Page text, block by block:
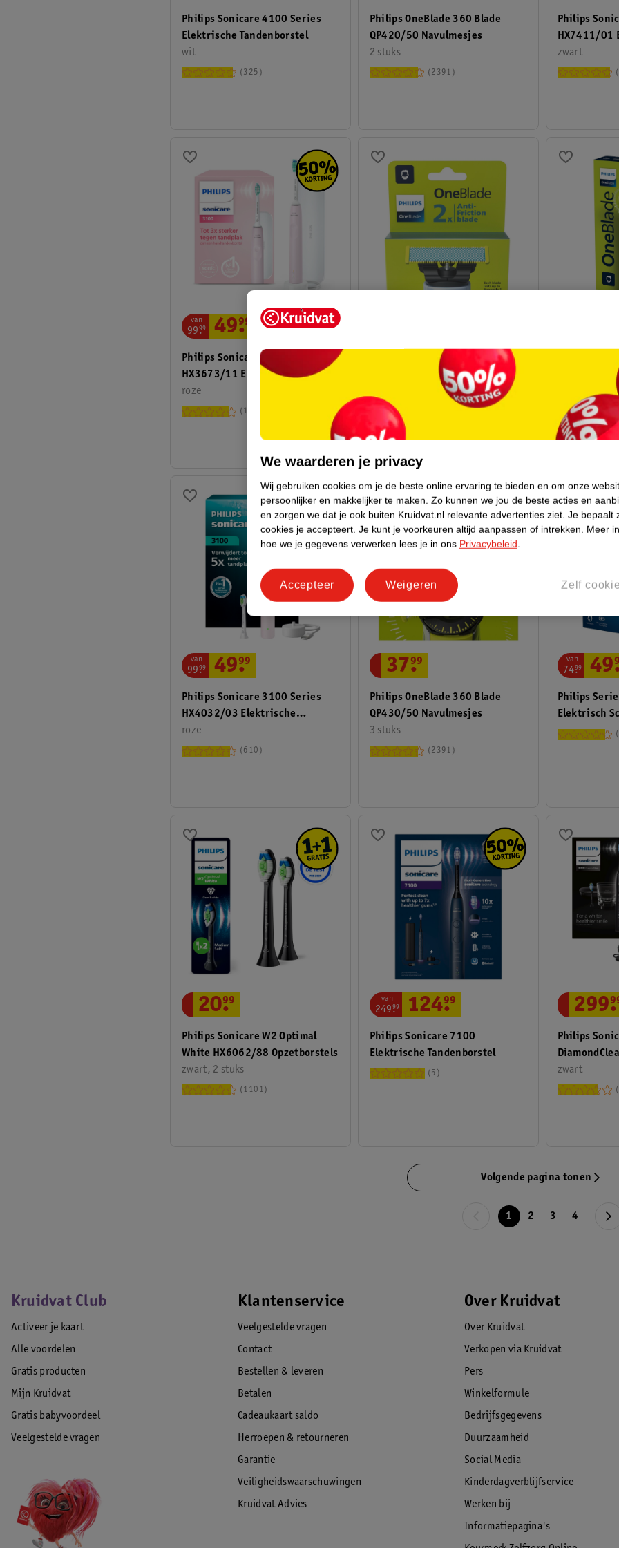
Philips Sonicare 4100 Series
Elektrische Tandenborstel
wit
325
Philips OneBlade 360 Blade
QP420/50 Navulmesjes
2 stuks
2391
Philips
HX7411/01
zwart
Philips Sonicare 3100 Series
HX3673/11 Elektrische
Tandenborstel
roze
van
99.
99 49.
99
12
Philips OneBlade Anti-Friction
Blade QP225/50 Navulmesjes
Philips
QP2734/23
Philips Sonicare 3100 Series
HX4032/03 Elektrische
Tandenborstel
roze
van
99.
99 49.
99
610
Philips OneBlade 360 Blade
QP430/50 Navulmesjes
3 stuks
37.
99
2391
Philips
Elektrisch
van
74.
99 49
Philips Sonicare W2 Optimal
White HX6062/88 Opzetborstels
zwart, 2 stuks
20.
99
1101
Philips Sonicare 7100
Elektrische Tandenborstel
van
249.
99 124.
99
5
Philips
Elektrische
zwart
299.
Volgende pagina tonen
1 2 3 4
Kruidvat Club
Activeer je kaart
Alle voordelen
Gratis producten
Mijn Kruidvat
Gratis babyvoordeel
Veelgestelde vragen
Klantenservice
Veelgestelde vragen
Contact
Bestellen & leveren
Betalen
Cadeaukaart saldo
Herroepen & retourneren
Garantie
Veiligheidswaarschuwingen
Kruidvat Advies
Over Kruidvat
Over Kruidvat
Verkopen via Kruidvat
Pers
Winkelformule
Bedrijfsgegevens
Duurzaamheid
Social Media
Kinderdagverblijfservice
Werken bij
Informatiepagina's
We waarderen je privacy
Wij gebruiken cookies om je de beste online ervaring te bieden en om onze
persoonlijker en makkelijker te maken. Zo kunnen we jou de beste acties en
en zorgen we dat je ook buiten Kruidvat.nl relevante advertenties ziet. Je bepaalt
cookies je accepteert. Je kunt je voorkeuren altijd aanpassen of intrekken. Meer
hoe we je gegevens verwerken lees je in ons Privacybeleid.
Zelf
Weigeren
Accepteer